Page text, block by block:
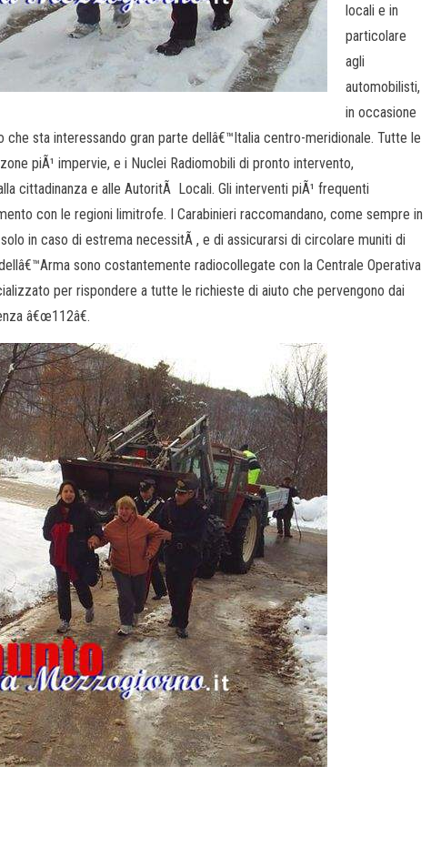
locali e in
particolare
agli
automobilisti,
in occasione
sta interessando gran parte dellâ€™Italia centro-meridionale. Tutte le
piÃ¹ impervie, e i Nuclei Radiomobili di pronto intervento,
cittadinanza e alle AutoritÃ Locali. Gli interventi piÃ¹ frequenti
con le regioni limitrofe. I Carabinieri raccomandano, come sempre in
in caso di estrema necessitÃ , e di assicurarsi di circolare muniti di
sono costantemente radiocollegate con la Centrale Operativa
per rispondere a tutte le richieste di aiuto che pervengono dai
â€œ112â€.